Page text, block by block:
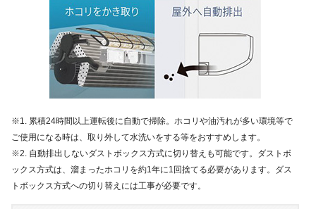
※1. 累積24時間以上運転後に自動で掃除。ホコリや油汚れが多い環境等で
ご使用になる時は、取り外して水洗いをする等をおすすめします。
※2. 自動排出しないダストボックス方式に切り替えも可能です。ダストボ
ックス方式は、溜まったホコリを約1年に1回捨てる必要があります。ダス
トボックス方式への切り替えには工事が必要です。